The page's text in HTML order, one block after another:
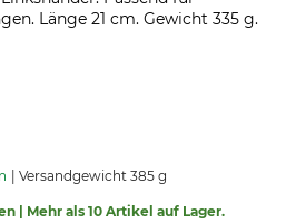
Länge 21 cm. Gewicht 335 g.
Versandgewicht 385 g
| Mehr als 10 Artikel auf Lager.